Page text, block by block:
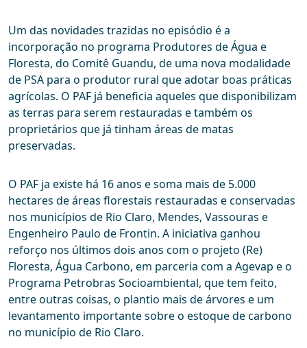
Um das novidades trazidas no episódio é a
incorporação no programa Produtores de Água e
Floresta, do Comitê Guandu, de uma nova modalidade
de PSA para o produtor rural que adotar boas práticas
agrícolas. O PAF já beneficia aqueles que disponibilizam
as terras para serem restauradas e também os
proprietários que já tinham áreas de matas
preservadas.
O PAF ja existe há 16 anos e soma mais de 5.000
hectares de áreas florestais restauradas e conservadas
nos municípios de Rio Claro, Mendes, Vassouras e
Engenheiro Paulo de Frontin. A iniciativa ganhou
reforço nos últimos dois anos com o projeto (Re)
Floresta, Água Carbono, em parceria com a Agevap e o
Programa Petrobras Socioambiental, que tem feito,
entre outras coisas, o plantio mais de árvores e um
levantamento importante sobre o estoque de carbono
no município de Rio Claro.